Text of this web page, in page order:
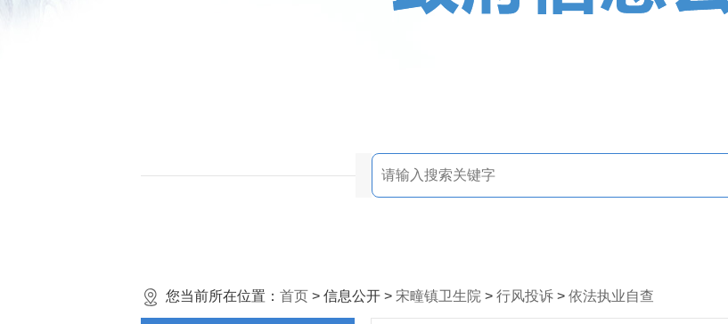
您当前所在位置： 首页 > 信息公开 > 宋疃镇卫生院 > 行风投诉 > 依法执业自查